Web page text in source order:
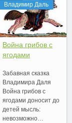
Владимир Даль
Война грибов с
ягодами
Забавная сказка
Владимира Даля
Война грибов с
ягодами доносит до
детей мысль:
невозможно…